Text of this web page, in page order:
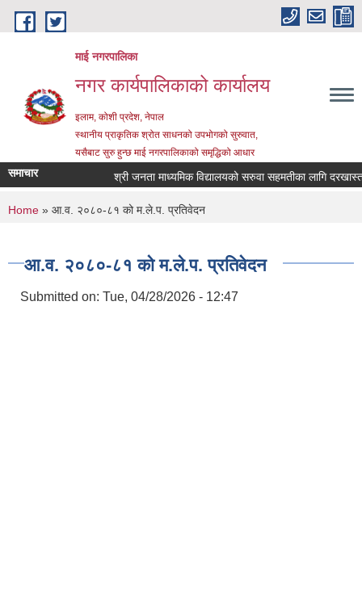
Skip to main content
माई नगरपालिका
नगर कार्यपालिकाको कार्यालय
इलाम, कोशी प्रदेश, नेपाल
स्थानीय प्राकृतिक श्रोत साधनको उपभोगको सुरुवात,
यसैबाट सुरु हुन्छ माई नगरपालिकाको समृद्धिको आधार
समाचार श्री जनता माध्यमिक विद्यालयको सरुवा सहमतीका लागि दरखास्त
You are here
Home » आ.व. २०८०-८१ को म.ले.प. प्रतिवेदन
आ.व. २०८०-८१ को म.ले.प. प्रतिवेदन
Submitted on: Tue, 04/28/2026 - 12:47